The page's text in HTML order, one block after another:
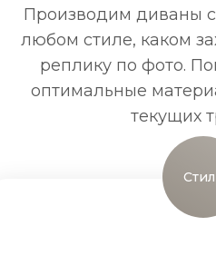
Производим диваны
любом стиле, каком
реплику по фото.
оптимальные
текущих